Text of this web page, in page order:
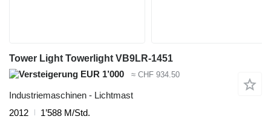
Tower Light Towerlight VB9LR-1451
EUR 1’000
≈ CHF 934.50
Industriemaschinen - Lichtmast
2012
1’588 M/Std.